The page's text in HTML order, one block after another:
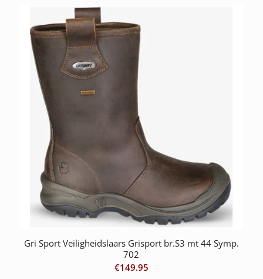
Gri Sport Veiligheidslaars Grisport br.S3 mt 44 Symp.
702
€149.95